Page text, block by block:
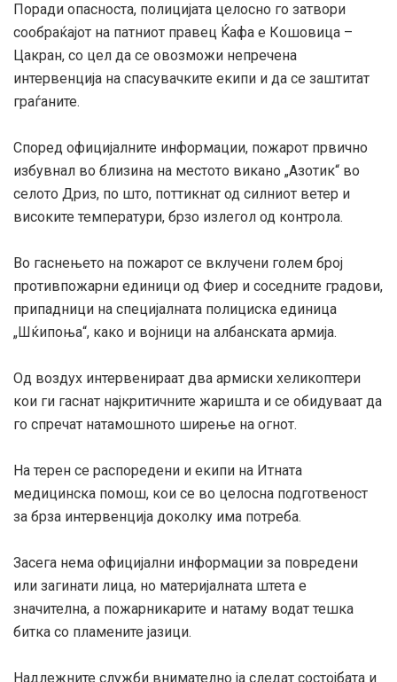
Поради опасноста, полицијата целосно го затвори
сообраќајот на патниот правец Ќафа е Кошовица –
Цакран, со цел да се овозможи непречена
интервенција на спасувачките екипи и да се заштитат
граѓаните.
Според официјалните информации, пожарот првично
избувнал во близина на местото викано „Азотик“ во
селото Дриз, по што, поттикнат од силниот ветер и
високите температури, брзо излегол од контрола.
Во гаснењето на пожарот се вклучени голем број
противпожарни единици од Фиер и соседните градови,
припадници на специјалната полициска единица
„Шќипоња“, како и војници на албанската армија.
Од воздух интервенираат два армиски хеликоптери
кои ги гаснат најкритичните жаришта и се обидуваат да
го спречат натамошното ширење на огнот.
На терен се распоредени и екипи на Итната
медицинска помош, кои се во целосна подготвеност
за брза интервенција доколку има потреба.
Засега нема официјални информации за повредени
или загинати лица, но материјалната штета е
значителна, а пожарникарите и натаму водат тешка
битка со пламените јазици.
Надлежните служби внимателно ја следат состојбата и